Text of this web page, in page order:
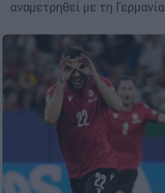
αναμετρηθεί με τη Γερμανία